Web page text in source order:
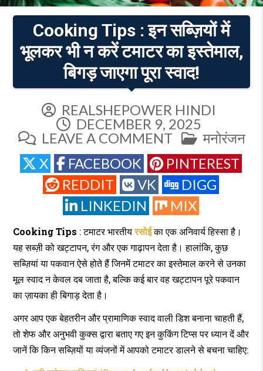
Cooking Tips : इन सब्ज़ियों में
भूलकर भी न करें टमाटर का इस्तेमाल,
बिगड़ जाएगा पूरा स्वाद!
REALSHEPOWER HINDI
DECEMBER 9, 2025
LEAVE A COMMENTON
COOKING
TIPS
:
इन
सब्ज़ियों
भूलकर
भी
न
करें
इस्तेमाल,
बिगड़
जाएगा
POSTED
IN
मनोरंजन
X
FACEBOOK
PINTEREST
REDDIT
VK
DIGG
LINKEDIN
MIX
Cooking Tips : टमाटर भारतीयरसोईका एक अनिवार्य हिस्सा है।
यह सब्ज़ी को खट्टापन, रंग और एक गाढ़ापन देता है। हालांकि, कुछ
सब्ज़ियां या पकवान ऐसे होते हैं जिनमें टमाटर का इस्तेमाल करने से उनका
मूल स्वाद न केवल दब जाता है, बल्कि कई बार वह खट्टापन पूरे पकवान
का ज़ायका ही बिगाड़ देता है।
अगर आप एक बेहतरीन और प्रामाणिक स्वाद वाली डिश बनाना चाहती हैं,
तो शेफ और अनुभवी कुक्स द्वारा बताए गए इन कुकिंग टिप्स पर ध्यान दें और
जानें कि किन सब्ज़ियों या व्यंजनों में आपको टमाटर डालने से बचना चाहिए: